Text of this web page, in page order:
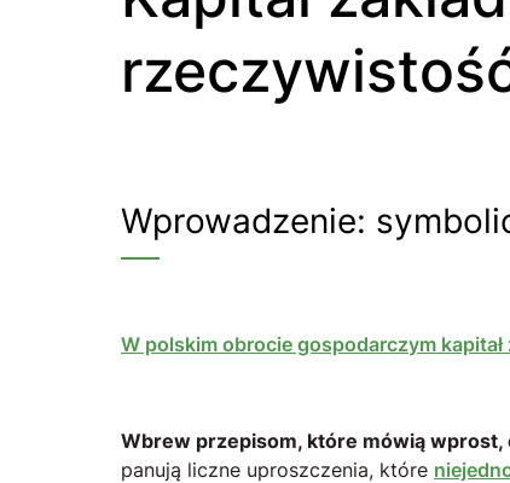
Wprowadzenie:
W polskim obrocie gospodarczym
Wbrew przepisom, które mówią wprost,
panują liczne uproszczenia, które